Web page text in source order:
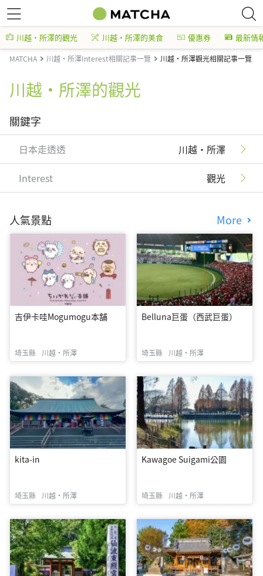
川越・所澤的觀光 川越・所澤的美食 優惠券 最新情
MATCHA 川越・所澤Interest相關記事一覽 川越・所澤觀光相關記事一覽
川越・所澤的觀光
關鍵字
日本走透透 川越・所澤
Interest 觀光
人氣景點 More
吉伊卡哇Mogumogu本舗
埼玉縣 川越・所澤
Belluna巨蛋（西武巨蛋）
埼玉縣 川越・所澤
kita-in
埼玉縣 川越・所澤
Kawagoe Suigami公園
埼玉縣 川越・所澤